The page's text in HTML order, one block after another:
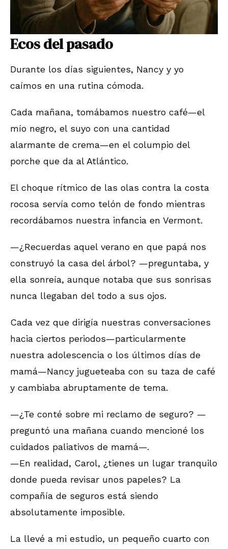
Ecos del pasado
Durante los días siguientes, Nancy y yo
caímos en una rutina cómoda.
Cada mañana, tomábamos nuestro café—el
mío negro, el suyo con una cantidad
alarmante de crema—en el columpio del
porche que da al Atlántico.
El choque rítmico de las olas contra la costa
rocosa servía como telón de fondo mientras
recordábamos nuestra infancia en Vermont.
—¿Recuerdas aquel verano en que papá nos
construyó la casa del árbol? —preguntaba, y
ella sonreía, aunque notaba que sus sonrisas
nunca llegaban del todo a sus ojos.
Cada vez que dirigía nuestras conversaciones
hacia ciertos periodos—particularmente
nuestra adolescencia o los últimos días de
mamá—Nancy jugueteaba con su taza de café
y cambiaba abruptamente de tema.
—¿Te conté sobre mi reclamo de seguro? —
preguntó una mañana cuando mencioné los
cuidados paliativos de mamá—.
—En realidad, Carol, ¿tienes un lugar tranquilo
donde pueda revisar unos papeles? La
compañía de seguros está siendo
absolutamente imposible.
La llevé a mi estudio, un pequeño cuarto con